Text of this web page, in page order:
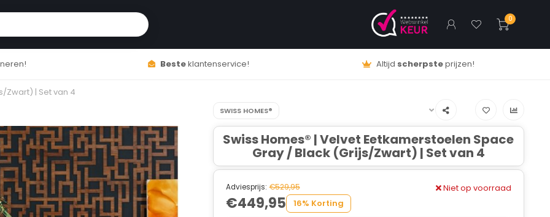
0
Besteklantenservice! Altijd scherpsteprijzen!
Zwart) | Set van 4
SWISS HOMES®
Swiss Homes® | Velvet Eetkamerstoelen Space
Gray / Black (Grijs/Zwart) | Set van 4
Adviesprijs: €529,95
€449,95 16% Korting
Niet op voorraad